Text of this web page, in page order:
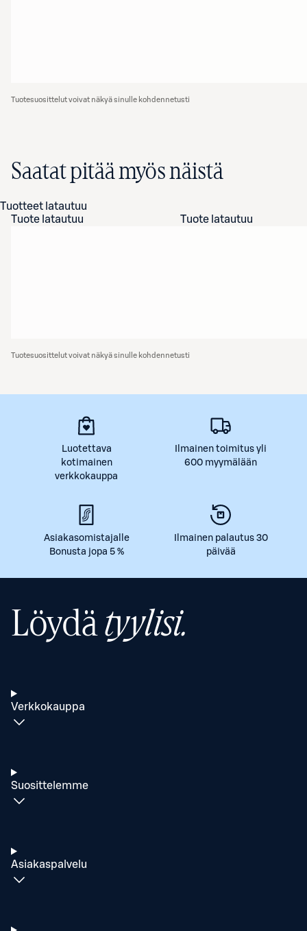
Tuotesuosittelut voivat näkyä sinulle kohdennetusti
Saatat pitää myös näistä
Tuotteet latautuu
Tuote latautuu
Tuote latautuu
Tuotesuosittelut voivat näkyä sinulle kohdennetusti
Luotettava
kotimainen
verkkokauppa
Ilmainen toimitus yli
600 myymälään
Asiakasomistajalle
Bonusta jopa 5 %
Ilmainen palautus 30
päivää
Löydätyylisi.
Verkkokauppa
Suosittelemme
Asiakaspalvelu